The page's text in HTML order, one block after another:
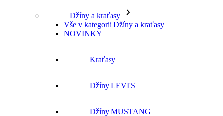
Džíny a kraťasy
Vše v kategorii Džíny a kraťasy
NOVINKY
Kraťasy
Džíny LEVI'S
Džíny MUSTANG